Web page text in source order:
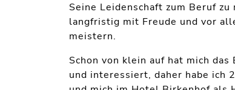
Seine Leidenschaft zum Beruf
langfristig mit Freude und vor
meistern.
Schon von klein auf hat mich
und interessiert, daher habe ich